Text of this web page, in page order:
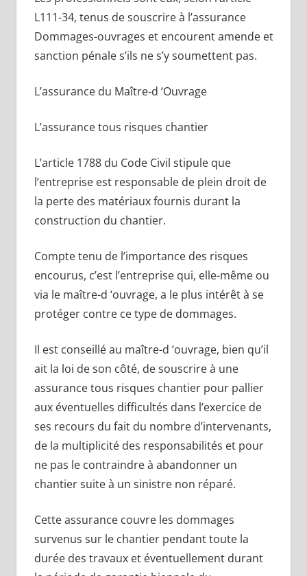
L111-34, tenus de souscrire à l’assurance
Dommages-ouvrages et encourent amende et
sanction pénale s’ils ne s’y soumettent pas.
L’assurance du Maître-d ‘Ouvrage
L’assurance tous risques chantier
L’article 1788 du Code Civil stipule que
l’entreprise est responsable de plein droit de
la perte des matériaux fournis durant la
construction du chantier.
Compte tenu de l’importance des risques
encourus, c’est l’entreprise qui, elle-même ou
via le maître-d ‘ouvrage, a le plus intérêt à se
protéger contre ce type de dommages.
Il est conseillé au maître-d ‘ouvrage, bien qu’il
ait la loi de son côté, de souscrire à une
assurance tous risques chantier pour pallier
aux éventuelles difficultés dans l’exercice de
ses recours du fait du nombre d’intervenants,
de la multiplicité des responsabilités et pour
ne pas le contraindre à abandonner un
chantier suite à un sinistre non réparé.
Cette assurance couvre les dommages
survenus sur le chantier pendant toute la
durée des travaux et éventuellement durant